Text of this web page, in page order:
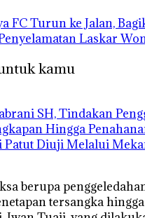
FC Turun ke Jalan,
Laskar
kamu
SH, Tindakan
Hingga
Patut Diuji Melalui
berupa
tersangka